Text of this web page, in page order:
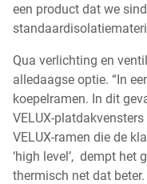
een product dat we
Qua verlichting en
alledaagse optie. “In
koepelramen. In dit
VELUX-
VELUX-ramen die de
‘high level’, dempt het
thermisch net dat